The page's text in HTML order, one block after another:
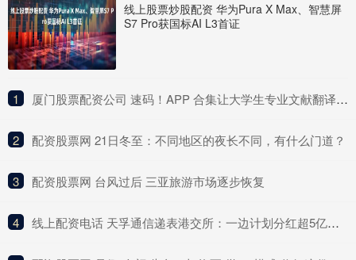
线上股票炒股配资 华为Pura X Max、智慧屏
S7 Pro获国标AI L3首证
1 ​厦门股票配资公司 速码！APP 合集让大学生专业文献翻译效率翻倍超省心
2 ​配资股票网 21日冬至：不同地区的夜长不同，有什么门道？
3 ​配资股票网 台风过后 三亚旅游市场逐步恢复
4 ​线上配资电话 天孚通信递表港交所：一边计划分红超5亿元，一边募资“补流”